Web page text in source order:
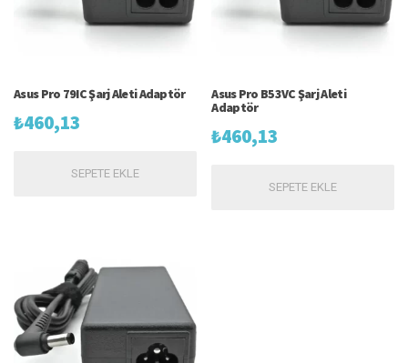
Asus Pro 79IC Şarj Aleti Adaptör
₺460,13
SEPETE EKLE
Asus Pro B53VC Şarj Aleti
Adaptör
₺460,13
SEPETE EKLE